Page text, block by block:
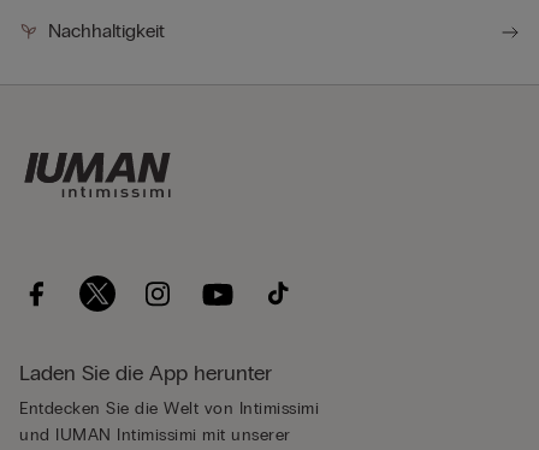
Nachhaltigkeit
Laden Sie die App herunter
Entdecken Sie die Welt von Intimissimi
und IUMAN Intimissimi mit unserer